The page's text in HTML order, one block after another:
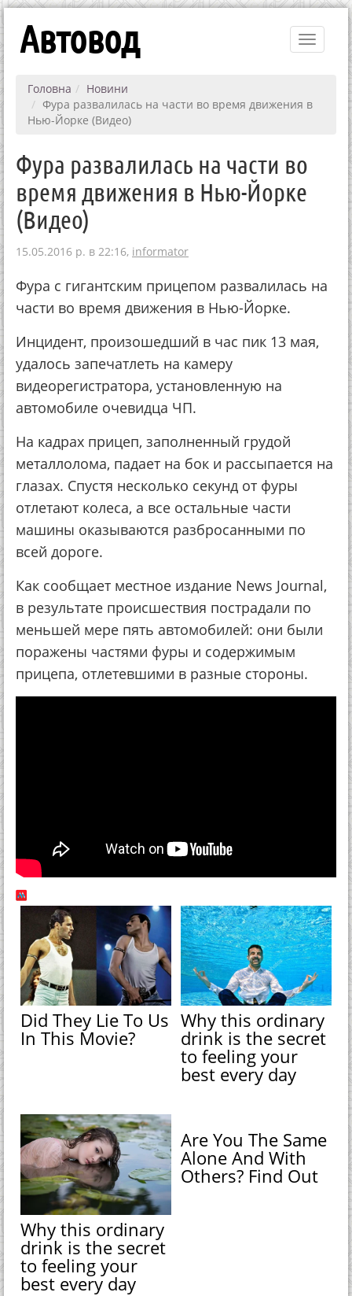
Toggle
Автовод
Головна
Новини
Фура развалилась на части во время движения в
Нью-Йорке (Видео)
Фура развалилась на части во
время движения в Нью-Йорке
(Видео)
15.05.2016 р. в 22:16, informator
Фура с гигантским прицепом развалилась на
части во время движения в Нью-Йорке.
Инцидент, произошедший в час пик 13 мая,
удалось запечатлеть на камеру
видеорегистратора, установленную на
автомобиле очевидца ЧП.
На кадрах прицеп, заполненный грудой
металлолома, падает на бок и рассыпается на
глазах. Спустя несколько секунд от фуры
отлетают колеса, а все остальные части
машины оказываются разбросанными по
всей дороге.
Как сообщает местное издание News Journal,
в результате происшествия пострадали по
меньшей мере пять автомобилей: они были
поражены частями фуры и содержимым
прицепа, отлетевшими в разные стороны.
Did They Lie To Us
In This Movie?
Why this ordinary
drink is the secret
to feeling your
best every day
Why this ordinary
drink is the secret
to feeling your
best every day
Are You The Same
Alone And With
Others? Find Out